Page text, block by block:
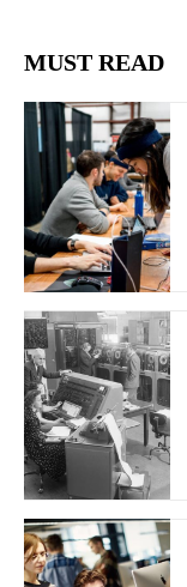
MUST READ